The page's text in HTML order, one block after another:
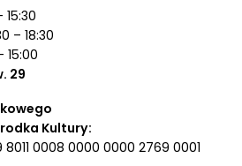
– 18:30
15:00
29
Kultury:
0008 0000 0000 2769 0001